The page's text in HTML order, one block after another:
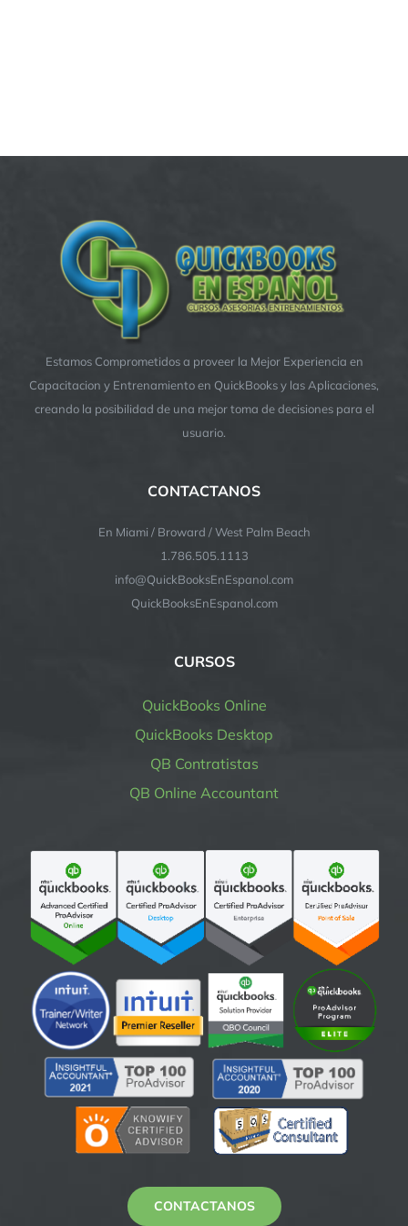
Estamos Comprometidos a proveer la Mejor Experiencia en
Capacitacion y Entrenamiento en QuickBooks y las Aplicaciones,
creando la posibilidad de una mejor toma de decisiones para el
usuario.
CONTACTANOS
En Miami / Broward / West Palm Beach
1.786.505.1113
info@QuickBooksEnEspanol.com
QuickBooksEnEspanol.com
CURSOS
QuickBooks Online
QuickBooks Desktop
QB Contratistas
QB Online Accountant
CONTACTANOS